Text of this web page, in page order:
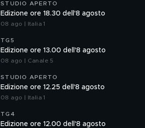
STUDIO APERTO
Edizione ore 18.30 dell'8 agosto
08 ago | Italia 1
TG5
Edizione ore 13.00 dell'8 agosto
08 ago | Canale 5
STUDIO APERTO
Edizione ore 12.25 dell'8 agosto
08 ago | Italia 1
TG4
Edizione ore 12.00 dell'8 agosto